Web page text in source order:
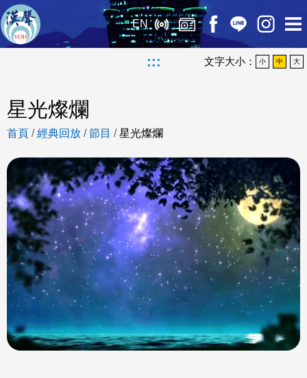
EN
::: 文字大小： 小 中 大
星光燦爛
首頁 /經典回放 /節目 /星光燦爛